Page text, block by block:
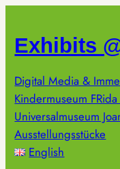
springen
Exhibits
Digital Media &
Kindermuseum
Universalmuseum
Ausstellungsstücke
English